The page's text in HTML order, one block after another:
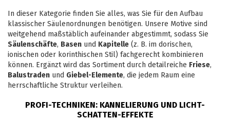
In dieser Kategorie finden Sie alles, was Sie für den Aufbau
klassischer Säulenordnungen benötigen. Unsere Motive sind
weitgehend maßstäblich aufeinander abgestimmt, sodass Sie
Säulenschäfte, Basen und Kapitelle (z. B. im dorischen,
ionischen oder korinthischen Stil) fachgerecht kombinieren
können. Ergänzt wird das Sortiment durch detailreiche Friese,
Balustraden und Giebel-Elemente, die jedem Raum eine
herrschaftliche Struktur verleihen.
PROFI-TECHNIKEN: KANNELIERUNG UND LICHT-
SCHATTEN-EFFEKTE